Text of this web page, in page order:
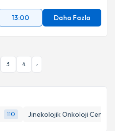
110 Jinekolojik Onkoloji
13:00 Daha Fazla
3 4 ›